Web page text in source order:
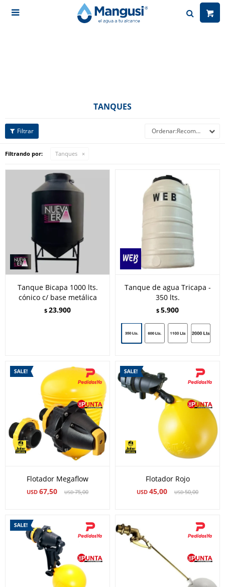

TANQUES
Recomendados
Filtrando por: Tanques
Tanque Bicapa 1000 lts.
cónico c/ base metálica
$ 23.900
Tanque de agua Tricapa -
350 lts.
$ 5.900
Flotador Megaflow
USD 67,50 USD75,00
Flotador Rojo
USD 45,00 USD50,00